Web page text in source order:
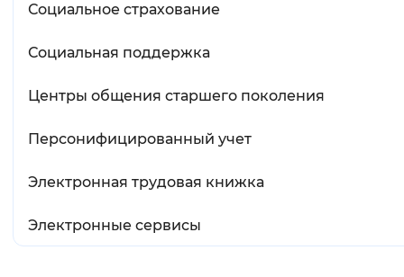
Социальное страхование
Социальная поддержка
Центры общения старшего поколения
Персонифицированный учет
Электронная трудовая книжка
Электронные сервисы